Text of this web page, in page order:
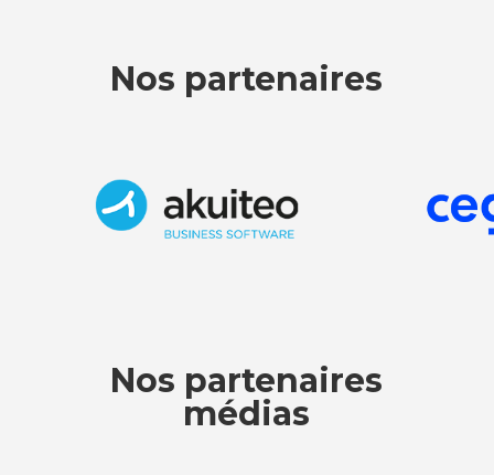
Nos partenaires
Nos partenaires
médias